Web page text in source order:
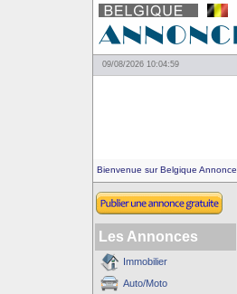
09/08/2026 10:04:59
Bienvenue sur Belgique Annonce.
Les Annonces
Immobilier
Auto/Moto